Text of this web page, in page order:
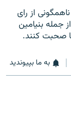
از رای
جمله بنیامین
صحبت کنند.
به ما بپیوندید